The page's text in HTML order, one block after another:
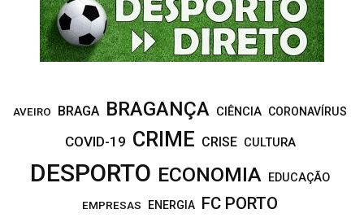
AVEIRO BRAGA BRAGANÇA CIÊNCIA CORONAVÍRUS
COVID-19 CRIME CRISE CULTURA
DESPORTO ECONOMIA EDUCAÇÃO
EMPRESAS ENERGIA FC PORTO